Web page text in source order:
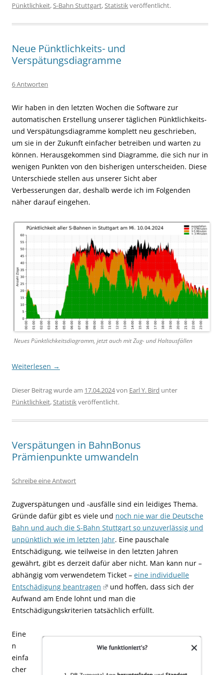
Pünktlichkeit, S-Bahn Stuttgart, Statistik veröffentlicht.
Neue Pünktlichkeits- und
Verspätungsdiagramme
6 Antworten
Wir haben in den letzten Wochen die Software zur
automatischen Erstellung unserer täglichen Pünktlichkeits-
und Verspätungsdiagramme komplett neu geschrieben,
um sie in der Zukunft einfacher betreiben und warten zu
können. Herausgekommen sind Diagramme, die sich nur in
wenigen Punkten von den bisherigen unterscheiden. Diese
Unterschiede stellen aus unserer Sicht aber
Verbesserungen dar, deshalb werde ich im Folgenden
näher darauf eingehen.
Neues Pünktlichkeitsdiagramm, jetzt auch mit Zug- und Haltausfällen
Weiterlesen →
Dieser Beitrag wurde am 17.04.2024von Earl Y. Bird unter
Pünktlichkeit,Statistikveröffentlicht.
Verspätungen in BahnBonus
Prämienpunkte umwandeln
Schreibe eine Antwort
Zugverspätungen und -ausfälle sind ein leidiges Thema.
Gründe dafür gibt es viele und noch nie war die Deutsche
Bahn und auch die S-Bahn Stuttgart so unzuverlässig und
unpünktlich wie im letzten Jahr. Eine pauschale
Entschädigung, wie teilweise in den letzten Jahren
gewährt, gibt es derzeit dafür aber nicht. Man kann nur –
abhängig vom verwendetem Ticket – eine individuelle
Entschädigung beantragen
und hoffen, dass sich der
Aufwand am Ende lohnt und man die
Entschädigungskriterien tatsächlich erfüllt.
Eine
n
einfa
cher